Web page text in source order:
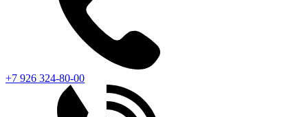
+7 926 324-80-00